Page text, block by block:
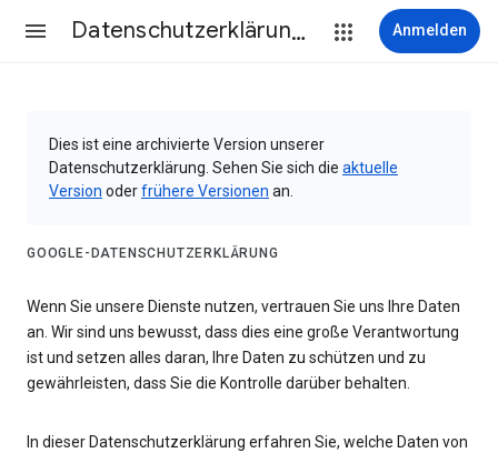
Datenschutzerklärung & Nutzungsbedingungen Anmelden
Dies ist eine archivierte Version unserer
Datenschutzerklärung. Sehen Sie sich die aktuelle
Version oderfrühere Versionen an.
GOOGLE-DATENSCHUTZERKLÄRUNG
Wenn Sie unsere Dienste nutzen, vertrauen Sie uns Ihre Daten
an. Wir sind uns bewusst, dass dies eine große Verantwortung
ist und setzen alles daran, Ihre Daten zu schützen und zu
gewährleisten, dass Sie die Kontrolle darüber behalten.
In dieser Datenschutzerklärung erfahren Sie, welche Daten von